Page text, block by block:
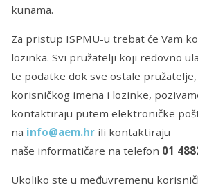
kunama.
Za pristup ISPMU-u trebat će Vam
lozinka. Svi pružatelji koji redovno
te podatke dok sve ostale
korisničkog imena i lozinke,
kontaktiraju putem elektroničke
na info@aem.hr ili kontaktiraju
naše informatičare na telefon 01
Ukoliko ste u međuvremenu